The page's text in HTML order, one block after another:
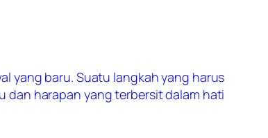
yang baru. Suatu langkah yang harus
dan harapan yang terbersit dalam hati